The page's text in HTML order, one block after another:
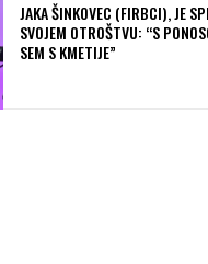
JAKA ŠINKOVEC (FIRBCI), JE
SVOJEM OTROŠTVU: “S
SEM S KMETIJE”